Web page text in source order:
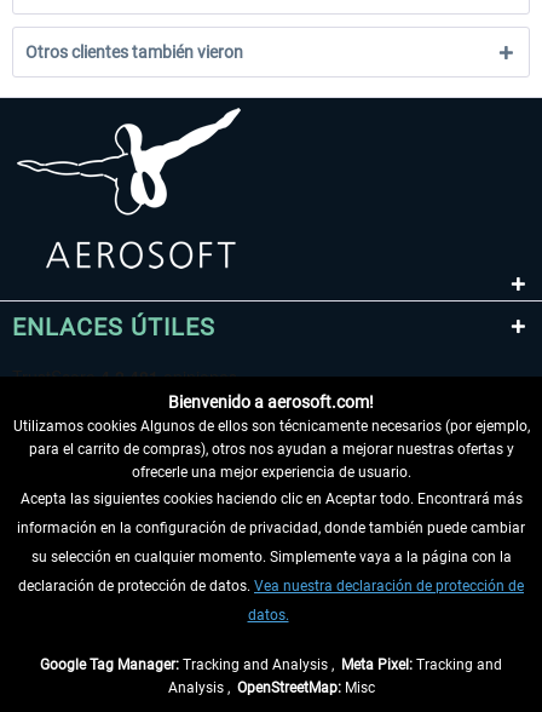
Otros clientes también vieron
ENLACES ÚTILES
DESISTIR DEL CONTRATO
INFORMACIÓN
Bienvenido a aerosoft.com!
Utilizamos cookies Algunos de ellos son técnicamente necesarios (por ejemplo,
para el carrito de compras), otros nos ayudan a mejorar nuestras ofertas y
ofrecerle una mejor experiencia de usuario.
Acepta las siguientes cookies haciendo clic en Aceptar todo. Encontrará más
información en la configuración de privacidad, donde también puede cambiar
su selección en cualquier momento. Simplemente vaya a la página con la
declaración de protección de datos. Vea nuestra declaración de protección de
datos.
Google Tag Manager: Tracking and Analysis , Meta Pixel: Tracking and
Analysis , OpenStreetMap:Misc